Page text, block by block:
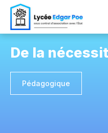
De la
Pédagogique